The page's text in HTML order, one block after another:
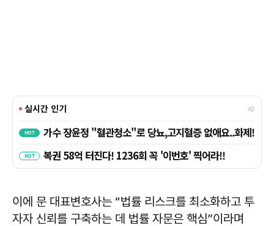
이에 문 대표변호사는 “법률 리스크를 최소화하고 투
자자 신뢰를 구축하는 데 법률 자문은 핵심”이라며